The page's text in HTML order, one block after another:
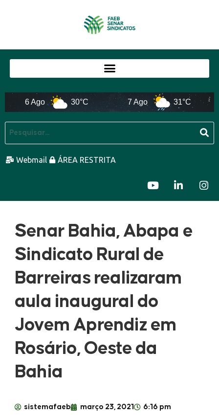
6 Ago 30°C 7 Ago 31°C
Webmail ÁREA RESTRITA
Senar Bahia, Abapa e
Sindicato Rural de
Barreiras realizaram
aula inaugural do
Jovem Aprendiz em
Rosário, Oeste da
Bahia
sistemafaeb março 23, 2021 6:16 pm